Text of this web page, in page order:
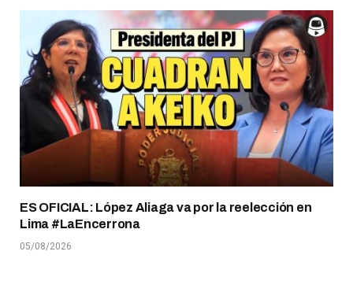
ES OFICIAL: López Aliaga va por la reelección en
Lima #LaEncerrona
05/08/2026